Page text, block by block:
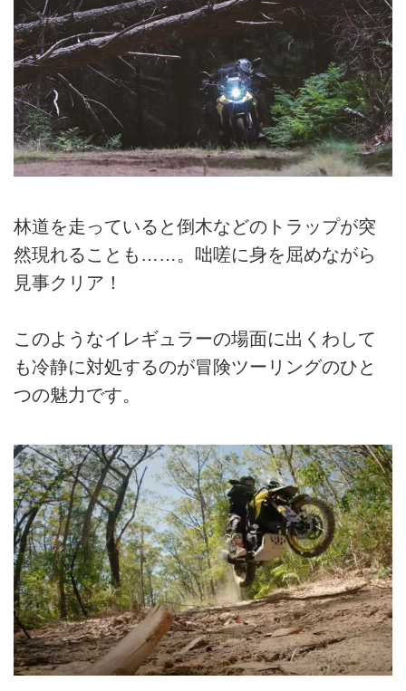
林道を走っていると倒木などのトラップが突
然現れることも……。咄嗟に身を屈めながら
見事クリア！
このようなイレギュラーの場面に出くわして
も冷静に対処するのが冒険ツーリングのひと
つの魅力です。